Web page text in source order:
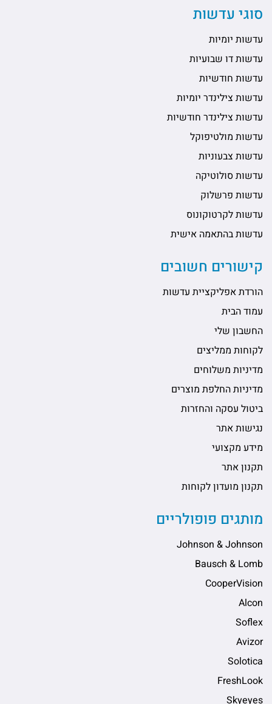
סוגי עדשות
עדשות יומיות
עדשות דו שבועיות
עדשות חודשיות
עדשות צילינדר יומיות
עדשות צילינדר חודשיות
עדשות מולטיפוקל
עדשות צבעוניות
עדשות סולוטיקה
עדשות פרשלוק
עדשות לקרטוקונוס
עדשות בהתאמה אישית
קישורים חשובים
הורדת אפליקציית עדשות
עמוד הבית
החשבון שלי
לקוחות ממליצים
מדיניות משלוחים
מדיניות החלפת מוצרים
ביטול עסקה והחזרות
נגישות אתר
מידע מקצועי
תקנון אתר
תקנון מועדון לקוחות
מותגים פופולריים
Johnson & Johnson
Bausch & Lomb
CooperVision
Alcon
Soflex
Avizor
Solotica
FreshLook
Skyeyes